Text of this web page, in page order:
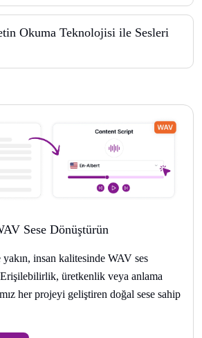
Okuma Teknolojisi ile Sesleri
Sese Dönüştürün
insan kalitesinde WAV ses
üretkenlik veya anlama
her projeyi geliştiren doğal sese sahip